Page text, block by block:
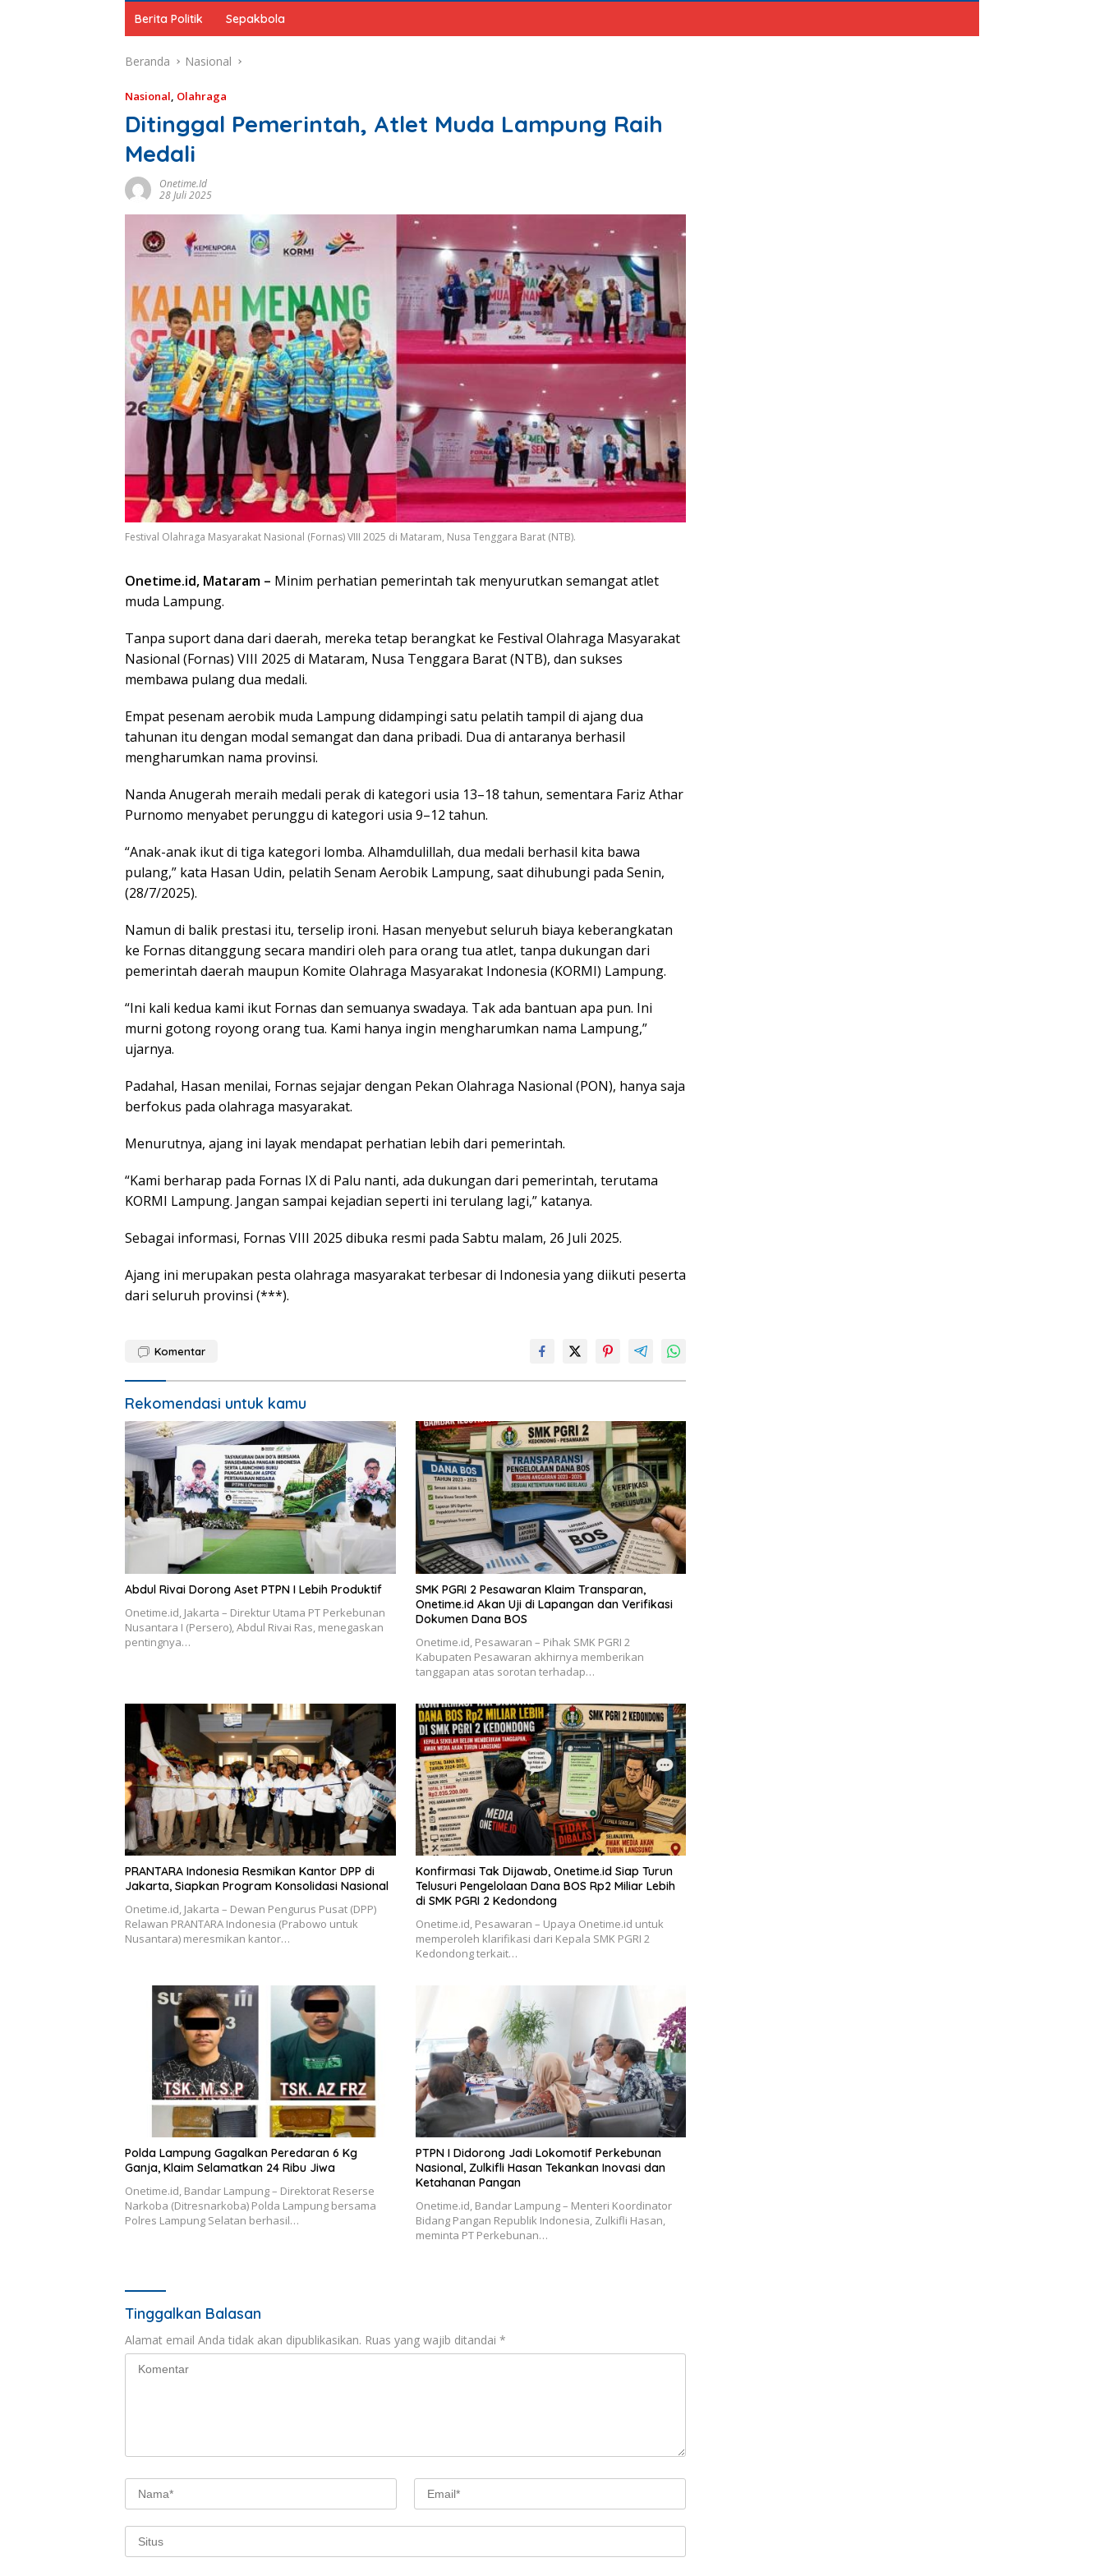
Berita Politik Sepakbola
Beranda Nasional
Nasional Olahraga
Ditinggal Pemerintah, Atlet Muda Lampung Raih
Medali
Onetime.id
28 Juli 2025
Festival Olahraga Masyarakat Nasional (Fornas) VIII 2025 di Mataram, Nusa Tenggara Barat (NTB).
Onetime.id, Mataram – Minim perhatian pemerintah tak menyurutkan semangat atlet
muda Lampung.
Tanpa suport dana dari daerah, mereka tetap berangkat ke Festival Olahraga Masyarakat
Nasional (Fornas) VIII 2025 di Mataram, Nusa Tenggara Barat (NTB), dan sukses
membawa pulang dua medali.
Empat pesenam aerobik muda Lampung didampingi satu pelatih tampil di ajang dua
tahunan itu dengan modal semangat dan dana pribadi. Dua di antaranya berhasil
mengharumkan nama provinsi.
Nanda Anugerah meraih medali perak di kategori usia 13–18 tahun, sementara Fariz Athar
Purnomo menyabet perunggu di kategori usia 9–12 tahun.
“Anak-anak ikut di tiga kategori lomba. Alhamdulillah, dua medali berhasil kita bawa
pulang,” kata Hasan Udin, pelatih Senam Aerobik Lampung, saat dihubungi pada Senin,
(28/7/2025).
Namun di balik prestasi itu, terselip ironi. Hasan menyebut seluruh biaya keberangkatan
ke Fornas ditanggung secara mandiri oleh para orang tua atlet, tanpa dukungan dari
pemerintah daerah maupun Komite Olahraga Masyarakat Indonesia (KORMI) Lampung.
“Ini kali kedua kami ikut Fornas dan semuanya swadaya. Tak ada bantuan apa pun. Ini
murni gotong royong orang tua. Kami hanya ingin mengharumkan nama Lampung,”
ujarnya.
Padahal, Hasan menilai, Fornas sejajar dengan Pekan Olahraga Nasional (PON), hanya saja
berfokus pada olahraga masyarakat.
Menurutnya, ajang ini layak mendapat perhatian lebih dari pemerintah.
“Kami berharap pada Fornas IX di Palu nanti, ada dukungan dari pemerintah, terutama
KORMI Lampung. Jangan sampai kejadian seperti ini terulang lagi,” katanya.
Sebagai informasi, Fornas VIII 2025 dibuka resmi pada Sabtu malam, 26 Juli 2025.
Ajang ini merupakan pesta olahraga masyarakat terbesar di Indonesia yang diikuti peserta
dari seluruh provinsi (***).
Komentar
Rekomendasi untuk kamu
Abdul Rivai Dorong Aset PTPN I Lebih Produktif
Onetime.id, Jakarta – Direktur Utama PT Perkebunan
Nusantara I (Persero), Abdul Rivai Ras, menegaskan
pentingnya…
SMK PGRI 2 Pesawaran Klaim Transparan,
Onetime.id Akan Uji di Lapangan dan Verifikasi
Dokumen Dana BOS
Onetime.id, Pesawaran – Pihak SMK PGRI 2
Kabupaten Pesawaran akhirnya memberikan
tanggapan atas sorotan terhadap…
PRANTARA Indonesia Resmikan Kantor DPP di
Jakarta, Siapkan Program Konsolidasi Nasional
Onetime.id, Jakarta – Dewan Pengurus Pusat (DPP)
Relawan PRANTARA Indonesia (Prabowo untuk
Nusantara) meresmikan kantor…
Konfirmasi Tak Dijawab, Onetime.id Siap Turun
Telusuri Pengelolaan Dana BOS Rp2 Miliar Lebih
di SMK PGRI 2 Kedondong
Onetime.id, Pesawaran – Upaya Onetime.id untuk
memperoleh klarifikasi dari Kepala SMK PGRI 2
Kedondong terkait…
Polda Lampung Gagalkan Peredaran 6 Kg
Ganja, Klaim Selamatkan 24 Ribu Jiwa
Onetime.id, Bandar Lampung – Direktorat Reserse
Narkoba (Ditresnarkoba) Polda Lampung bersama
Polres Lampung Selatan berhasil…
PTPN I Didorong Jadi Lokomotif Perkebunan
Nasional, Zulkifli Hasan Tekankan Inovasi dan
Ketahanan Pangan
Onetime.id, Bandar Lampung – Menteri Koordinator
Bidang Pangan Republik Indonesia, Zulkifli Hasan,
meminta PT Perkebunan…
Tinggalkan Balasan
Alamat email Anda tidak akan dipublikasikan. Ruas yang wajib ditandai *